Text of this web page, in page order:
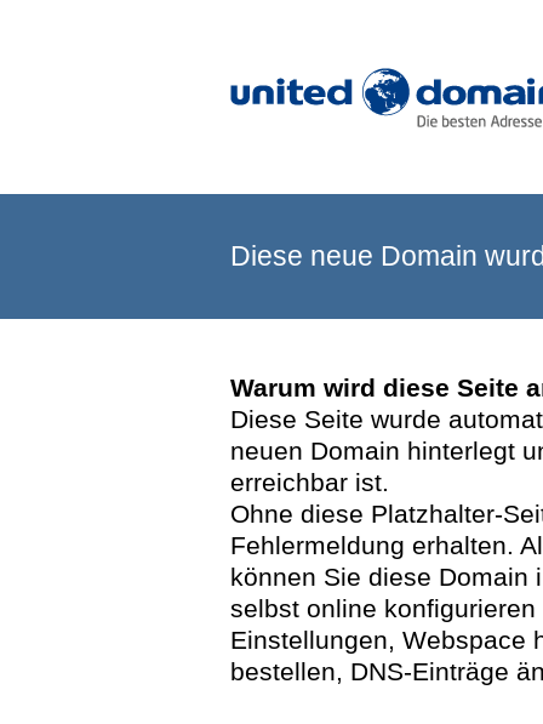
Diese neue Domain
Warum wird diese Seite
Diese Seite wurde
neuen Domain hinterlegt
erreichbar ist.
Ohne diese Platzhalter-
Fehlermeldung erhalten.
können Sie diese Domain
selbst online
Einstellungen, Webspace
bestellen, DNS-Einträge